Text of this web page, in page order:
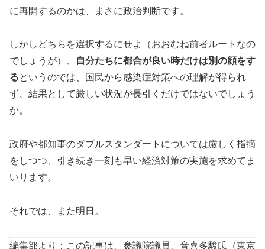
に再開するのかは、まさに政治判断です。
しかしどちらを選択するにせよ（おおむね前者ルートなの
でしょうが）、
自分たちに都合が良い時だけは別の顔をす
るというのでは、国民から感染症対策への理解が得られ
ず、結果として厳しい状況が長引くだけではないでしょう
か。
政府や都知事のダブルスタンダートについては厳しく指摘
をしつつ、引き続き一刻も早い経済対策の実施を求めてま
いります。
それでは、また明日。
編集部より：この記事は、参議院議員、音喜多駿氏（東京